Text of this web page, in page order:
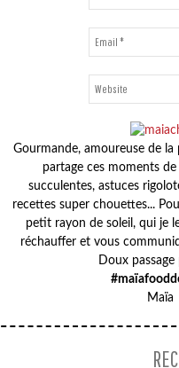
Gourmande, amoureuse de
partage ces moments
succulentes, astuces
recettes super chouettes...
petit rayon de soleil, qui je
réchauffer et vous
Doux
Maïa